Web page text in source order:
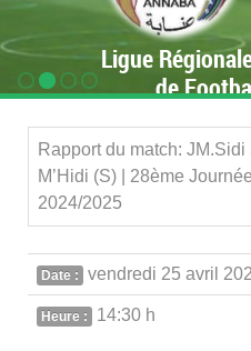
Ligue
de
Rapport du match:
M’Hidi (S) | 28ème
2024/2025
Date : vendredi 25 avril
Heure : 14:30 h